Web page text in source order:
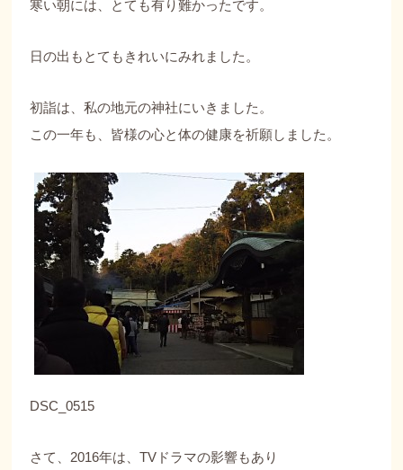
寒い朝には、とても有り難かったです。
日の出もとてもきれいにみれました。
初詣は、私の地元の神社にいきました。
この一年も、皆様の心と体の健康を祈願しました。
DSC_0515
さて、2016年は、TVドラマの影響もあり